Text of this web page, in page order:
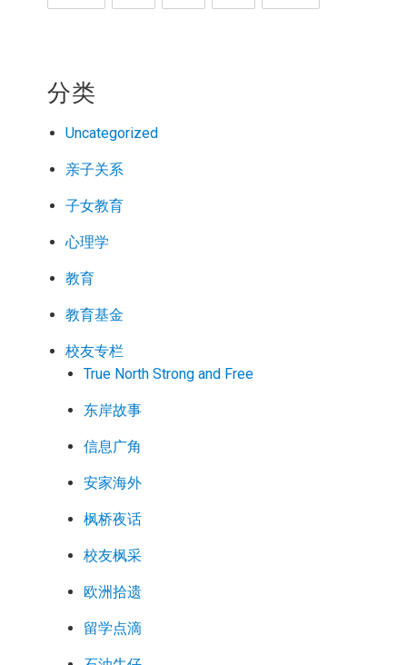
分类
Uncategorized
亲子关系
子女教育
心理学
教育
教育基金
校友专栏
True North Strong and Free
东岸故事
信息广角
安家海外
枫桥夜话
校友枫采
欧洲拾遗
留学点滴